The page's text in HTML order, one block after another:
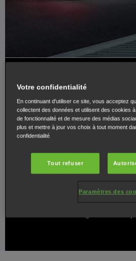
UNE PETITE NOTE
Donnez encore plus d'allure à
protection supplémentaire.
nouvelle gamme exceptionnelle
extérieurs et intérieurs.
accessoires ou, pour faire
Votre confidentialité
En continuant d'utiliser ce site, vous acceptez
collectent des données et utilisent des cookies
de fonctionnalité et de mesure des médias
plus et mettre à jour vos choix à tout moment
confidentialité
Tout refuser
Paramètres des